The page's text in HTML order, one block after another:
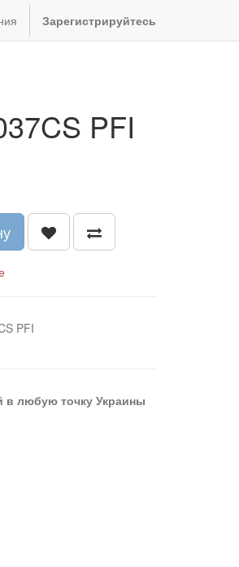
Зарегистрируйтесь
PFI
PFI
в любую точку Украины